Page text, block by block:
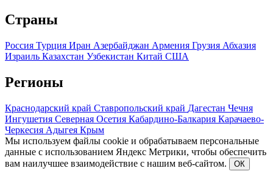
Страны
Россия Турция Иран Азербайджан Армения Грузия Абхазия
Израиль Казахстан Узбекистан Китай США
Регионы
Краснодарский край Ставропольский край Дагестан Чечня
Ингушетия Северная Осетия Кабардино-Балкария Карачаево-
Черкесия Адыгея Крым
Мы используем файлы cookie и обрабатываем персональные
данные с использованием Яндекс Метрики, чтобы обеспечить
вам наилучшее взаимодействие с нашим веб-сайтом.
ОК